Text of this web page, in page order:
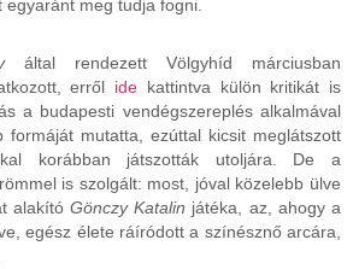
meg tudja fogni.
által rendezett Völgyhíd márciusban
erről ide kattintva külön kritikát is
a budapesti vendégszereplés alkalmával
formáját mutatta, ezúttal kicsit meglátszott
korábban játszották utoljára. De a
is szolgált: most, jóval közelebb ülve
alakító Gönczy Katalin játéka, az, ahogy a
egész élete ráíródott a színésznő arcára,